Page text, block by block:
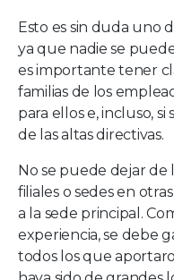
Esto es sin duda uno
ya que nadie se
es importante tener
familias de los
para ellos e, incluso,
de las altas directivas.
No se puede dejar de
filiales o sedes en
a la sede principal.
experiencia, se debe
todos los que